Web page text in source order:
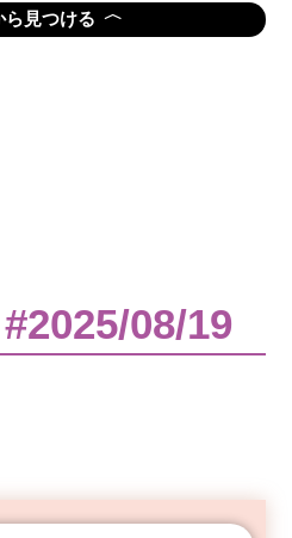
ら見つける 〈
#2025/08/19